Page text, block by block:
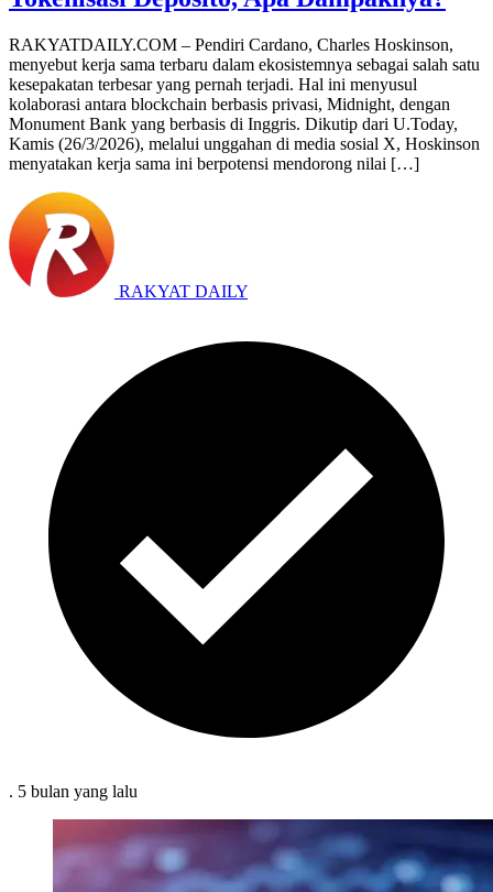
RAKYATDAILY.COM – Pendiri Cardano, Charles Hoskinson,
menyebut kerja sama terbaru dalam ekosistemnya sebagai salah satu
kesepakatan terbesar yang pernah terjadi. Hal ini menyusul
kolaborasi antara blockchain berbasis privasi, Midnight, dengan
Monument Bank yang berbasis di Inggris. Dikutip dari U.Today,
Kamis (26/3/2026), melalui unggahan di media sosial X, Hoskinson
menyatakan kerja sama ini berpotensi mendorong nilai […]
RAKYAT DAILY
. 5 bulan yang lalu